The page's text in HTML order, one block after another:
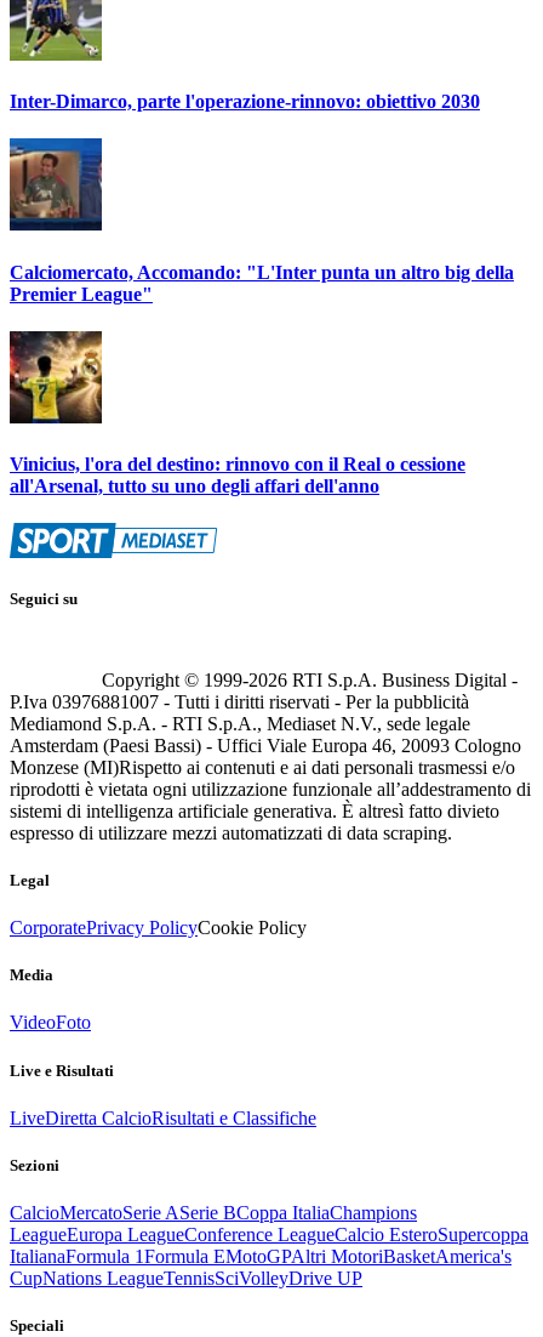
Inter-Dimarco, parte l'operazione-rinnovo: obiettivo 2030
Calciomercato, Accomando: "L'Inter punta un altro big della
Premier League"
Vinicius, l'ora del destino: rinnovo con il Real o cessione
all'Arsenal, tutto su uno degli affari dell'anno
Seguici su
Copyright © 1999-2026 RTI S.p.A. Business Digital -
P.Iva 03976881007 - Tutti i diritti riservati - Per la pubblicità
Mediamond S.p.A. - RTI S.p.A., Mediaset N.V., sede legale
Amsterdam (Paesi Bassi) - Uffici Viale Europa 46, 20093 Cologno
Monzese (MI)Rispetto ai contenuti e ai dati personali trasmessi e/o
riprodotti è vietata ogni utilizzazione funzionale all’addestramento di
sistemi di intelligenza artificiale generativa. È altresì fatto divieto
espresso di utilizzare mezzi automatizzati di data scraping.
Legal
CorporatePrivacy PolicyCookie Policy
Media
VideoFoto
Live e Risultati
LiveDiretta CalcioRisultati e Classifiche
Sezioni
CalcioMercatoSerie ASerie BCoppa ItaliaChampions
LeagueEuropa LeagueConference LeagueCalcio EsteroSupercoppa
ItalianaFormula 1Formula EMotoGPAltri MotoriBasketAmerica's
CupNations LeagueTennisSciVolleyDrive UP
Speciali